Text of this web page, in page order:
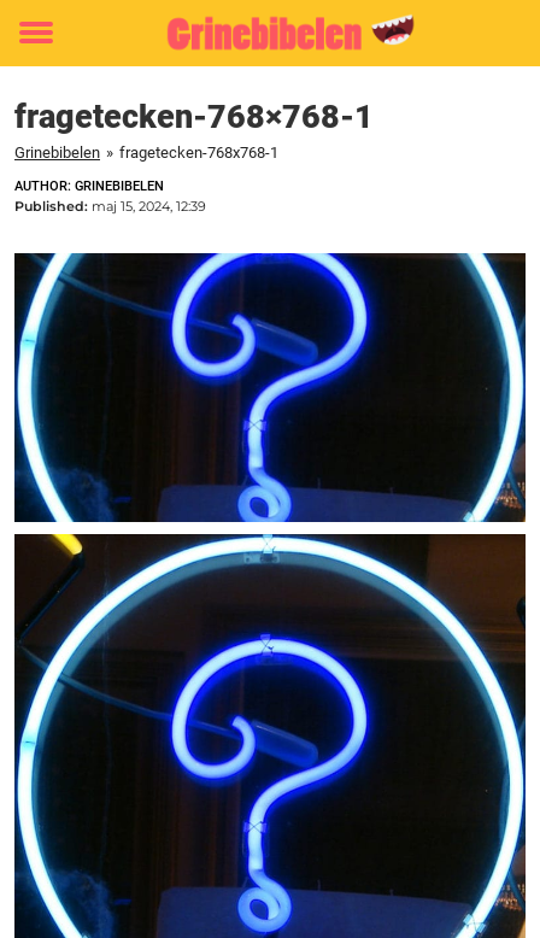
Toggle
fragetecken-768×768-1
Grinebibelen » fragetecken-768x768-1
AUTHOR: GRINEBIBELEN
Published: maj 15, 2024, 12:39